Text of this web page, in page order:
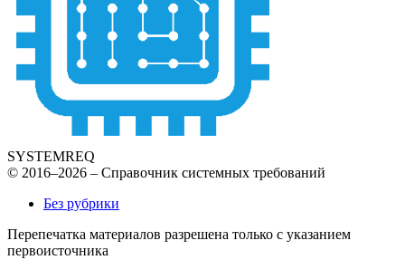
SYSTEMREQ
© 2016–2026 – Справочник системных требований
Без рубрики
Перепечатка материалов разрешена только с указанием
первоисточника